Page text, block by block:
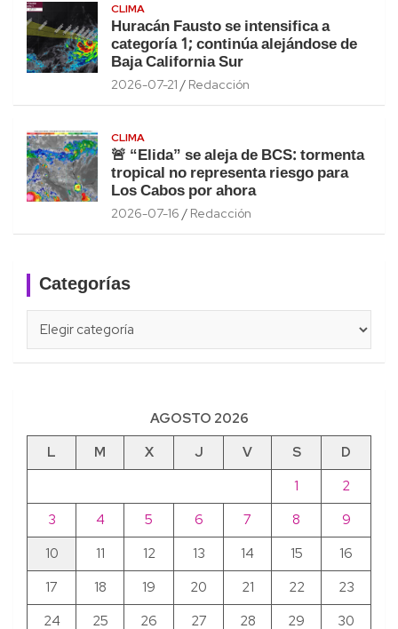
CLIMA
Huracán Fausto se intensifica a
categoría 1; continúa alejándose de
Baja California Sur
2026-07-21 Redacción
CLIMA
🚨 “Elida” se aleja de BCS: tormenta
tropical no representa riesgo para
Los Cabos por ahora
2026-07-16 Redacción
Categorías
AGOSTO 2026
L
M X J V S
D
1
2
3
4 5 6 7 8
9
10
11 12 13 14 15
16
17
18 19 20 21 22
23
24
25 26 27 28 29 30